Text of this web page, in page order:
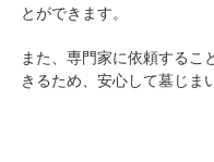
とができます。
また、専門家に依頼するこ
きるため、安心して墓じま